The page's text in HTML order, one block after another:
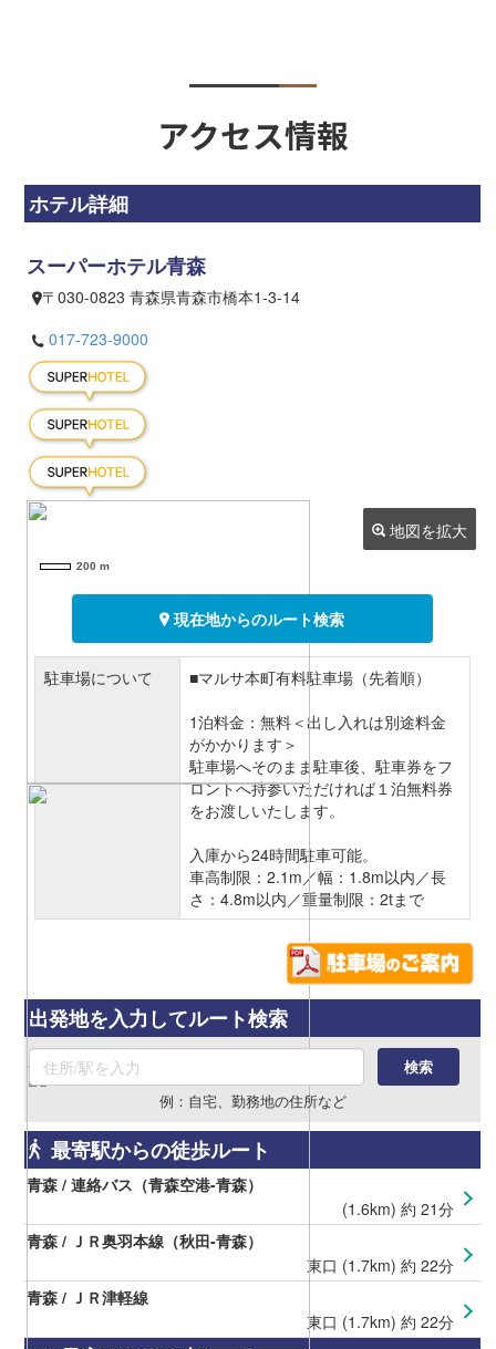
アクセス情報